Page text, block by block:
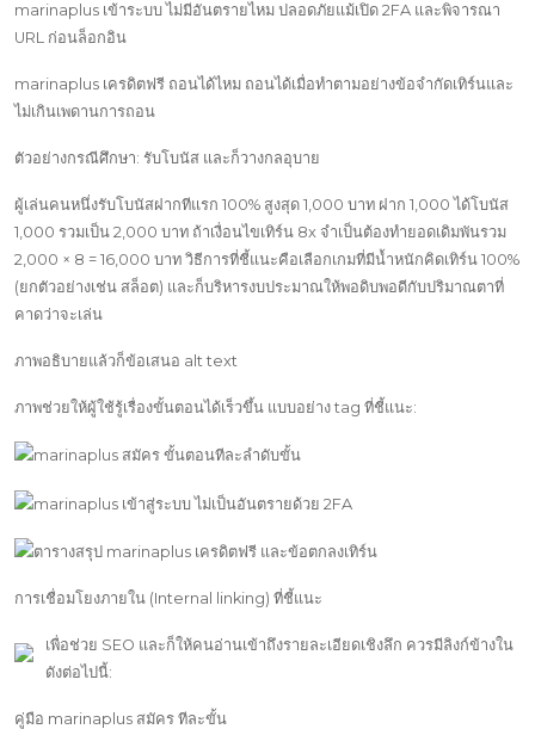
marinaplus เข้าระบบ ไม่มีอันตรายไหม ปลอดภัยแม้เปิด 2FA และพิจารณา
URL ก่อนล็อกอิน
marinaplus เครดิตฟรี ถอนได้ไหม ถอนได้เมื่อทำตามอย่างข้อจำกัดเทิร์นและ
ไม่เกินเพดานการถอน
ตัวอย่างกรณีศึกษา: รับโบนัส และก็วางกลอุบาย
ผู้เล่นคนหนึ่งรับโบนัสฝากทีแรก 100% สูงสุด 1,000 บาท ฝาก 1,000 ได้โบนัส
1,000 รวมเป็น 2,000 บาท ถ้าเงื่อนไขเทิร์น 8x จำเป็นต้องทำยอดเดิมพันรวม
2,000 × 8 = 16,000 บาท วิธีการที่ชี้แนะคือเลือกเกมที่มีน้ำหนักคิดเทิร์น 100%
(ยกตัวอย่างเช่น สล็อต) และก็บริหารงบประมาณให้พอดิบพอดีกับปริมาณตาที่
คาดว่าจะเล่น
ภาพอธิบายแล้วก็ข้อเสนอ alt text
ภาพช่วยให้ผู้ใช้รู้เรื่องขั้นตอนได้เร็วขึ้น แบบอย่าง tag ที่ชี้แนะ:
การเชื่อมโยงภายใน (Internal linking) ที่ชี้แนะ
เพื่อช่วย SEO และก็ให้คนอ่านเข้าถึงรายละเอียดเชิงลึก ควรมีลิงก์ข้างใน
ดังต่อไปนี้:
คู่มือ marinaplus สมัคร ทีละขั้น